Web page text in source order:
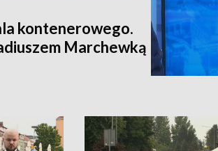
kontenerowego.
Marchewką